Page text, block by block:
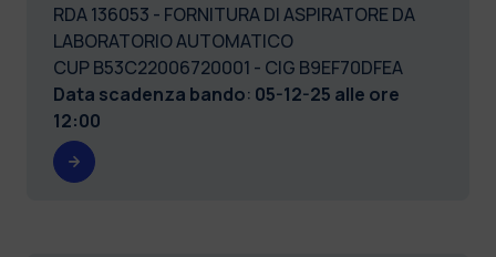
RDA 136053 - FORNITURA DI ASPIRATORE DA
LABORATORIO AUTOMATICO
CUP B53C22006720001 - CIG B9EF70DFEA
Data scadenza bando: 05-12-25 alle ore
12:00